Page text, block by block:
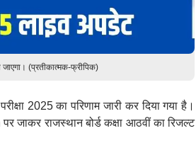
(प्रतीकात्मक-फ्रीपिक)
2025 का परिणाम जारी कर दिया गया है।
जाकर राजस्थान बोर्ड कक्षा आठवीं का रिजल्ट